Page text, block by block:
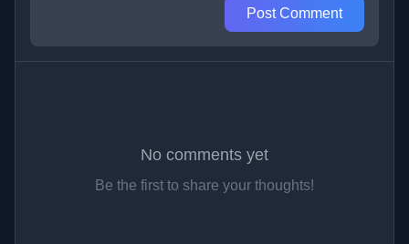
Post Comment
No comments yet
Be the first to share your thoughts!